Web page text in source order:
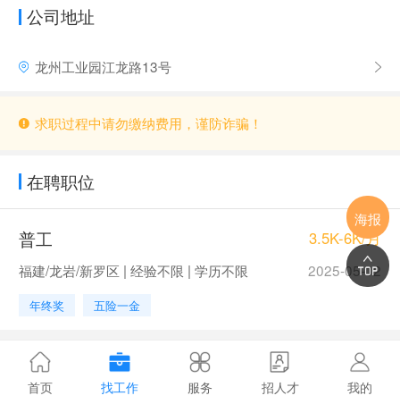
公司地址
龙州工业园江龙路13号
求职过程中请勿缴纳费用，谨防诈骗！
在聘职位
普工 3.5K-6K/月
福建/龙岩/新罗区 | 经验不限 | 学历不限 2025-05-12
年终奖 五险一金
海报
首页 找工作 服务 招人才 我的